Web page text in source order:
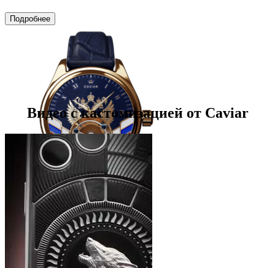
Подробнее
Часы с Турбийоном
Россия
Видео с кастомизацией от Caviar